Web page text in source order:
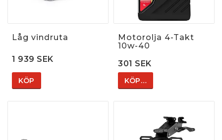
Låg vindruta
1 939 SEK
KÖP
Motorolja 4-Takt
10w-40
301 SEK
KÖP…